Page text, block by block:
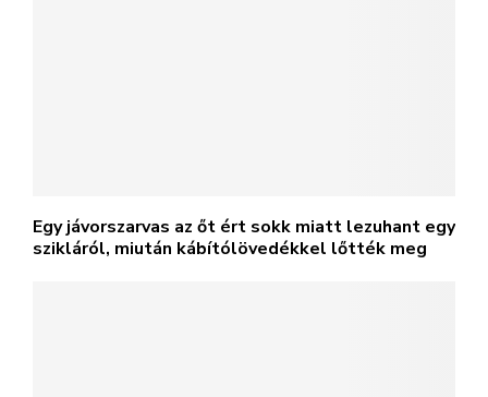
Egy jávorszarvas az őt ért sokk miatt lezuhant egy
szikláról, miután kábítólövedékkel lőtték meg